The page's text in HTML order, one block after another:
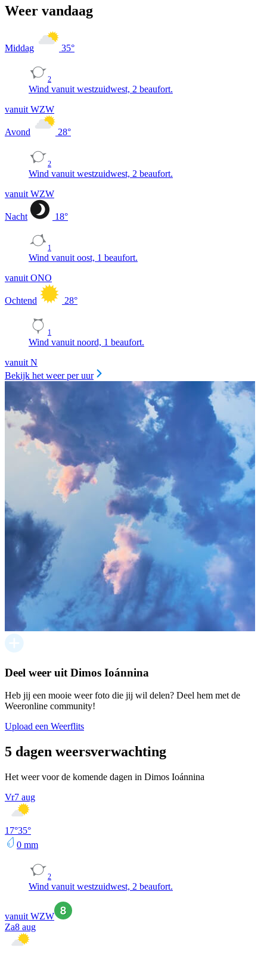
Weer vandaag
Middag 35°
2
Wind vanuit westzuidwest, 2 beaufort.
vanuit WZW
Avond 28°
2
Wind vanuit westzuidwest, 2 beaufort.
vanuit WZW
Nacht 18°
1
Wind vanuit oost, 1 beaufort.
vanuit ONO
Ochtend 28°
1
Wind vanuit noord, 1 beaufort.
vanuit N
Bekijk het weer per uur
Deel weer uit Dimos Ioánnina
Heb jij een mooie weer foto die jij wil delen? Deel hem met de
Weeronline community!
Upload een Weerflits
5 dagen weersverwachting
Het weer voor de komende dagen in Dimos Ioánnina
Vr7 aug
17°35°
0 mm
2
Wind vanuit westzuidwest, 2 beaufort.
vanuit WZW
Za8 aug